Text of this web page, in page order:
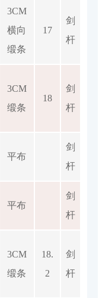
3CM
横向
缎条
17
剑
杆
3CM
缎条
18
剑
杆
平布
剑
杆
平布
剑
杆
3CM
缎条
18.
2
剑
杆